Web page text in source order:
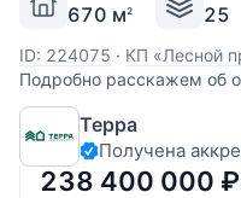
670 м2 25
ID: 224075 · КП «Лесной
Подробно расскажем об
необходимую
Терра
Получена
238 400 000 ₽